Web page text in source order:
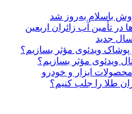
باسلام به‌روز شد
در تأمین آب زائران اربعین
ویدئوی مؤثر بسازیم؟
ویدئوی مؤثر بسازیم؟
ابزار و خودرو
طلا را جلب کنیم؟